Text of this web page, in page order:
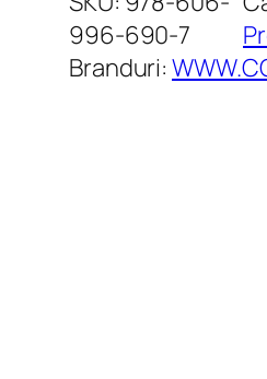
t
i
996-690-7
Branduri: